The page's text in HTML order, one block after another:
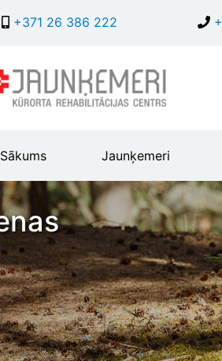
+371 26 386 222
Sākums Jaunķemeri